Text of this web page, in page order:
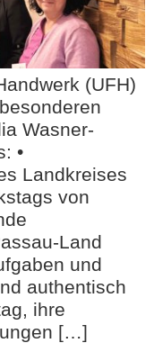
(UFH)
Wasner-
•
Landkreises
von
Land
und
authentisch
ihre
[…]